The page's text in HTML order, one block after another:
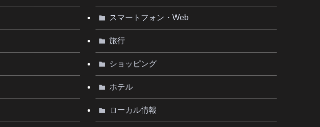
スマートフォン・Web
旅行
ショッピング
ホテル
ローカル情報